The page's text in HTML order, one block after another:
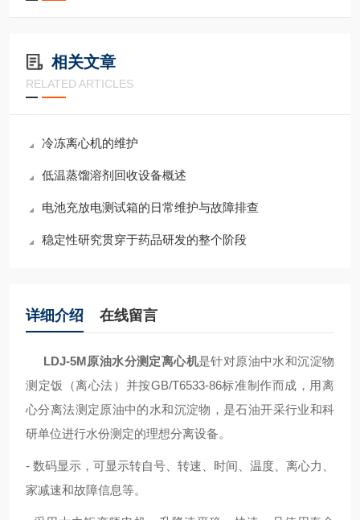
相关文章
RELATED ARTICLES
冷冻离心机的维护
低温蒸馏溶剂回收设备概述
电池充放电测试箱的日常维护与故障排查
稳定性研究贯穿于药品研发的整个阶段
详细介绍 在线留言
LDJ-5M原油水分测定离心机是针对原油中水和沉淀物
测定饭（离心法）并按GB/T6533-86标准制作而成，用离
心分离法测定原油中的水和沉淀物，是石油开采行业和科
研单位进行水份测定的理想分离设备。
- 数码显示，可显示转自号、转速、时间、温度、离心力、
家减速和故障信息等。